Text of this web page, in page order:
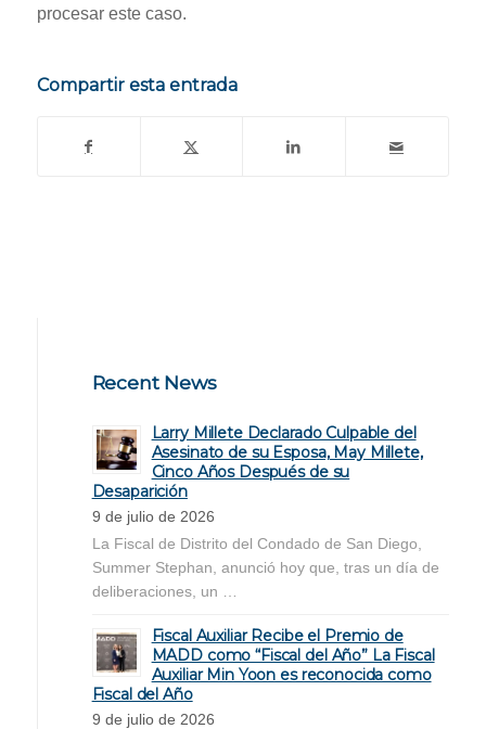
procesar este caso.
Compartir esta entrada
Recent News
Larry Millete Declarado Culpable del
Asesinato de su Esposa, May Millete,
Cinco Años Después de su
Desaparición
9 de julio de 2026
La Fiscal de Distrito del Condado de San Diego,
Summer Stephan, anunció hoy que, tras un día de
deliberaciones, un …
Fiscal Auxiliar Recibe el Premio de
MADD como “Fiscal del Año” La Fiscal
Auxiliar Min Yoon es reconocida como
Fiscal del Año
9 de julio de 2026